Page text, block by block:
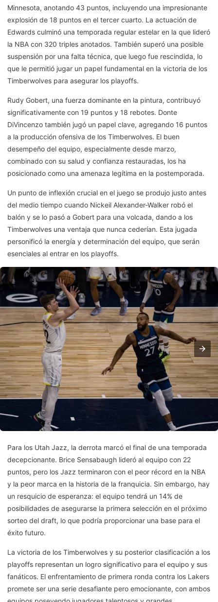
Minnesota, anotando 43 puntos, incluyendo una impresionante
explosión de 18 puntos en el tercer cuarto. La actuación de
Edwards culminó una temporada regular estelar en la que lideró
la NBA con 320 triples anotados. También superó una posible
suspensión por una falta técnica, que luego fue rescindida, lo
que le permitió jugar un papel fundamental en la victoria de los
Timberwolves para asegurar los playoffs.
Rudy Gobert, una fuerza dominante en la pintura, contribuyó
significativamente con 19 puntos y 18 rebotes. Donte
DiVincenzo también jugó un papel clave, agregando 16 puntos
a la producción ofensiva de los Timberwolves. El buen
desempeño del equipo, especialmente desde marzo,
combinado con su salud y confianza restauradas, los ha
posicionado como una amenaza legítima en la postemporada.
Un punto de inflexión crucial en el juego se produjo justo antes
del medio tiempo cuando Nickeil Alexander-Walker robó el
balón y se lo pasó a Gobert para una volcada, dando a los
Timberwolves una ventaja que nunca cederían. Esta jugada
personificó la energía y determinación del equipo, que serán
esenciales al entrar en los playoffs.
Para los Utah Jazz, la derrota marcó el final de una temporada
decepcionante. Brice Sensabaugh lideró al equipo con 22
puntos, pero los Jazz terminaron con el peor récord en la NBA
y la peor marca en la historia de la franquicia. Sin embargo, hay
un resquicio de esperanza: el equipo tendrá un 14% de
posibilidades de asegurarse la primera selección en el próximo
sorteo del draft, lo que podría proporcionar una base para el
éxito futuro.
La victoria de los Timberwolves y su posterior clasificación a los
playoffs representan un logro significativo para el equipo y sus
fanáticos. El enfrentamiento de primera ronda contra los Lakers
promete ser una serie desafiante pero emocionante, con ambos